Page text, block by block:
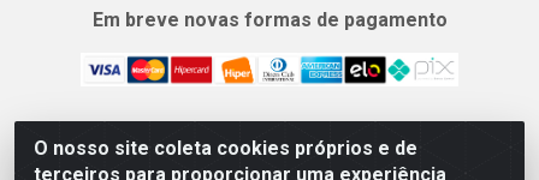
O nosso site coleta cookies próprios e de
terceiros para proporcionar uma experiência
Em breve novas formas de pagamento
MIX CERTO DISTRIBUIDORA DE COSMÉTICOS ALIMENTOS E